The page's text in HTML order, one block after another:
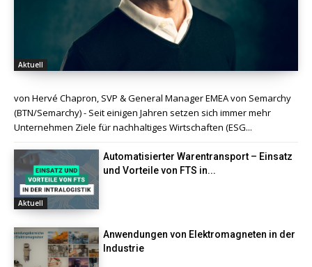
Aktuell
von Hervé Chapron, SVP & General Manager EMEA von Semarchy
(BTN/Semarchy) - Seit einigen Jahren setzen sich immer mehr
Unternehmen Ziele für nachhaltiges Wirtschaften (ESG...
Aktuell
Automatisierter Warentransport – Einsatz
und Vorteile von FTS in...
Anwendungen von Elektromagneten in der
Industrie